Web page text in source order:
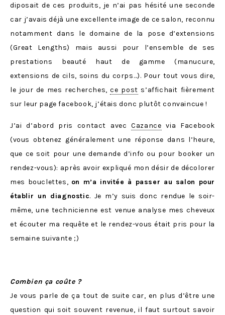
diposait de ces produits, je n’ai pas hésité une seconde
car j’avais déjà une excellente image de ce salon, reconnu
notamment dans le domaine de la pose d’extensions
(Great Lengths) mais aussi pour l’ensemble de ses
prestations beauté haut de gamme (manucure,
extensions de cils, soins du corps…). Pour tout vous dire,
le jour de mes recherches,ce post s’affichait fièrement
sur leur page facebook, j’étais donc plutôt convaincue !
J’ai d’abord pris contact avecCazance via Facebook
(vous obtenez généralement une réponse dans l’heure,
que ce soit pour une demande d’info ou pour booker un
rendez-vous): après avoir expliqué mon désir de décolorer
mes bouclettes, on m’a invitée à passer au salon pour
établir un diagnostic. Je m’y suis donc rendue le soir-
même, une technicienne est venue analyse mes cheveux
et écouter ma requête et le rendez-vous était pris pour la
semaine suivante ;)
Combien ça coûte ?
Je vous parle de ça tout de suite car, en plus d’être une
question qui soit souvent revenue, il faut surtout savoir